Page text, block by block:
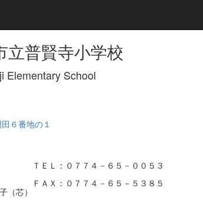
立普賢寺小学校
Elementary School
６番地の１
（芯）
ＴＥＬ：０７７４－６５－００５３
ＦＡＸ：０７７４－６５－５３８５